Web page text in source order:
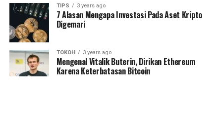
TIPS 3 years ago
7 Alasan Mengapa Investasi Pada Aset Kripto
Digemari
TOKOH 3 years ago
Mengenal Vitalik Buterin, Dirikan Ethereum
Karena Keterbatasan Bitcoin